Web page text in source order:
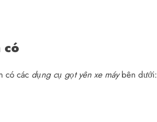
có
có các dụng cụ gọt yên xe máybên dưới: